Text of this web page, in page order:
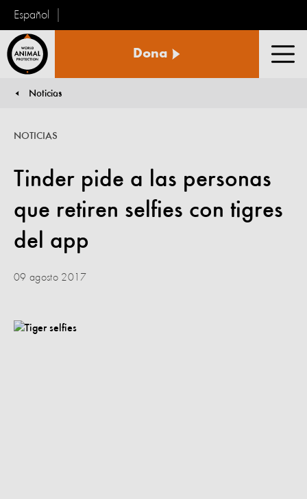
Español
Animal
Dona
Noticias
Tinder pide a las personas
que retiren selfies con tigres
del app
NOTICIAS
09 agosto 2017